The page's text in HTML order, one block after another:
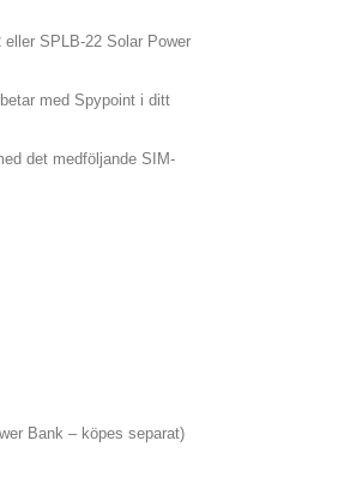
SPLB-22 Solar Power
med Spypoint i ditt
det medföljande SIM-
Bank – köpes separat)